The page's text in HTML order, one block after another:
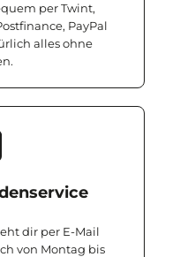
per Twint,
PayPal
alles ohne
dir per E-Mail
von Montag bis